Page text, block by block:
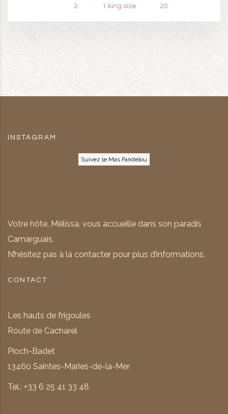
2 1 king size 20
INSTAGRAM
Suivez le Mas Fandelou
Votre hôte, Mélissa, vous accueille dans son paradis
Camarguais.
N’hésitez pas à la contacter pour plus d’informations.
CONTACT
Les hauts de frigoules
Route de Cacharel
Pioch-Badet
13460 Saintes-Maries-de-la-Mer
Tel.: +33 6 25 41 33 48